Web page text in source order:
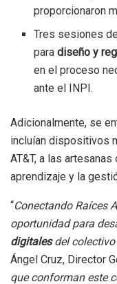
proporcionaron
Tres sesiones
paradiseño y
en el proceso
ante el INPI.
Adicionalmente, se
incluían dispositivos
AT&T, a las
aprendizaje y la
“Conectando Raíces
oportunidad para
digitalesdel colectivo
Ángel Cruz, Director
que conforman este